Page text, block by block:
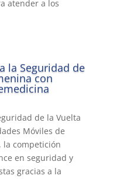
atender a los
la Seguridad de
con
de la Vuelta
Móviles de
competición
en seguridad y
gracias a la